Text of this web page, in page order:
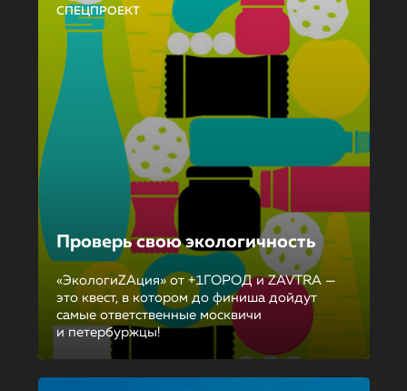
СПЕЦПРОЕКТ
Проверь свою экологичность
«ЭкологиZAция» от +1ГОРОД и ZAVTRA —
это квест, в котором до финиша дойдут
самые ответственные москвичи
и петербуржцы!